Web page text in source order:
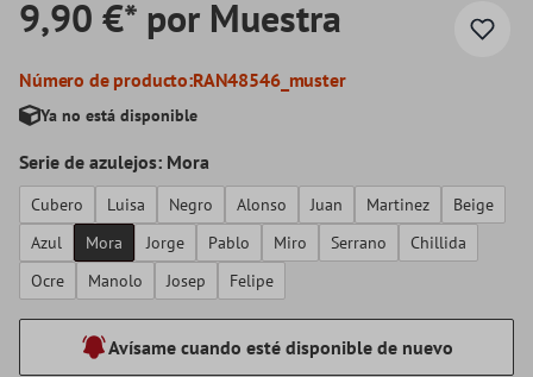
9,90 €* por Muestra
Número de producto:RAN48546_muster
Ya no está disponible
Serie de azulejos: Mora
Cubero Luisa Negro Alonso Juan Martinez
Beige
Azul
Mora Jorge Pablo Miro Serrano
Chillida
Ocre
Manolo Josep Felipe
Avísame cuando esté disponible de nuevo